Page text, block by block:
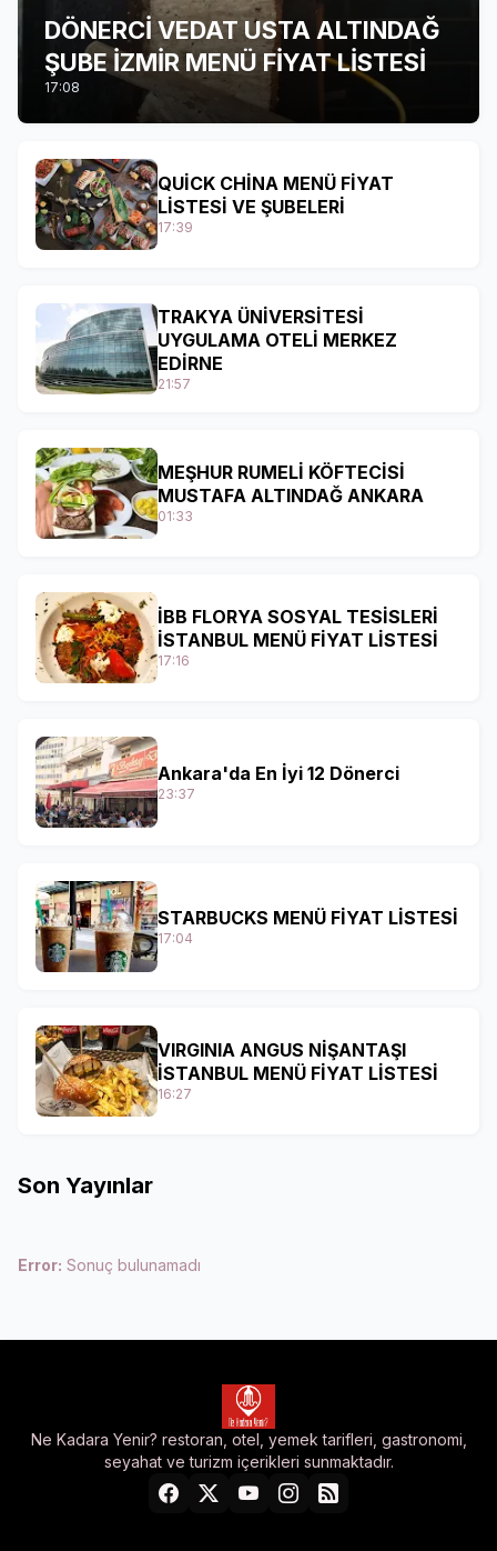
DÖNERCİ VEDAT USTA ALTINDAĞ
ŞUBE İZMİR MENÜ FİYAT LİSTESİ
17:08
QUİCK CHİNA MENÜ FİYAT
LİSTESİ VE ŞUBELERİ
17:39
TRAKYA ÜNİVERSİTESİ
UYGULAMA OTELİ MERKEZ
EDİRNE
21:57
MEŞHUR RUMELİ KÖFTECİSİ
MUSTAFA ALTINDAĞ ANKARA
01:33
İBB FLORYA SOSYAL TESİSLERİ
İSTANBUL MENÜ FİYAT LİSTESİ
17:16
Ankara'da En İyi 12 Dönerci
23:37
STARBUCKS MENÜ FİYAT LİSTESİ
17:04
VIRGINIA ANGUS NİŞANTAŞI
İSTANBUL MENÜ FİYAT LİSTESİ
16:27
Son Yayınlar
Error: Sonuç bulunamadı
Ne Kadara Yenir? restoran, otel, yemek tarifleri, gastronomi,
seyahat ve turizm içerikleri sunmaktadır.